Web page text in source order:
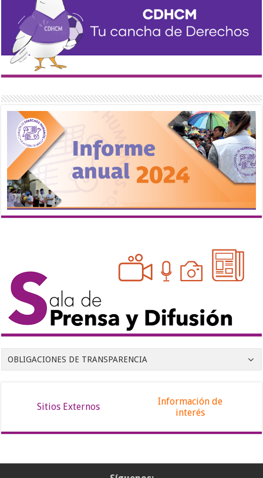
OBLIGACIONES DE TRANSPARENCIA
Sitios Externos
Información de
interés